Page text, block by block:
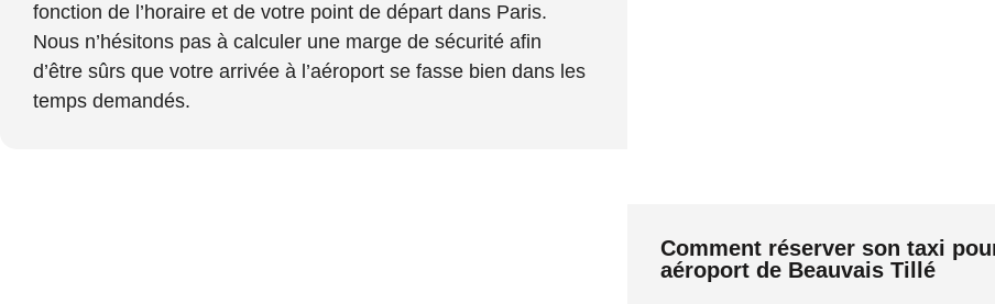
fonction de l’horaire et de votre point de départ dans Paris.
Nous n’hésitons pas à calculer une marge de sécurité afin
d’être sûrs que votre arrivée à l’aéroport se fasse bien dans les
temps demandés.
Comment réserver son taxi
aéroport de Beauvais Tillé